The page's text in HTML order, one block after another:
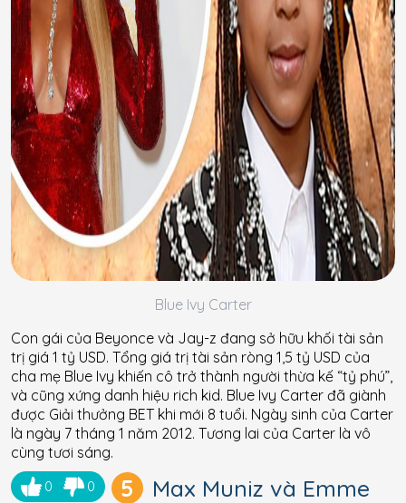
Blue Ivy Carter
Con gái của Beyonce và Jay-z đang sở hữu khối tài sản
trị giá 1 tỷ USD. Tổng giá trị tài sản ròng 1,5 tỷ USD của
cha mẹ Blue Ivy khiến cô trở thành người thừa kế “tỷ phú”,
và cũng xứng danh hiệu rich kid. Blue Ivy Carter đã giành
được Giải thưởng BET khi mới 8 tuổi. Ngày sinh của Carter
là ngày 7 tháng 1 năm 2012. Tương lai của Carter là vô
cùng tươi sáng.
0 0 5
Max Muniz và Emme